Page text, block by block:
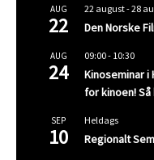
AUG
22
22 august-28
Den Norske
AUG
24
09:00- 10:30
Kinoseminar i
for kinoen!
SEP
10
Heldags
Regionalt